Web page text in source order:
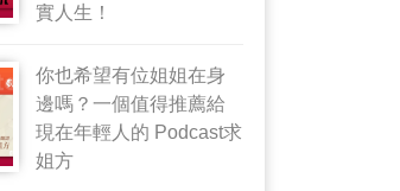
實人生！
你也希望有位姐姐在身
邊嗎？一個值得推薦給
現在年輕人的 Podcast求
姐方